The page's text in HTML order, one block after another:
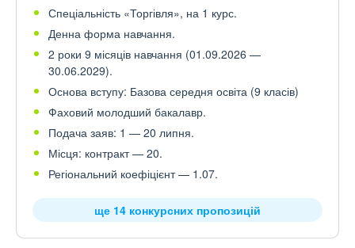
Спеціальність «Торгівля», на 1 курс.
Денна форма навчання.
2 роки 9 місяців навчання (01.09.2026 —
30.06.2029).
Основа вступу: Базова середня освіта (9 класів)
Фаховий молодший бакалавр.
Подача заяв: 1 — 20 липня.
Місця: контракт — 20.
Регіональний коефіцієнт — 1.07.
ще 14 конкурсних пропозицій